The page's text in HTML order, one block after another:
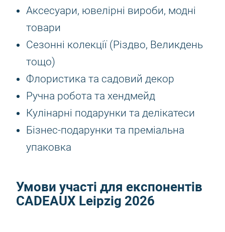
Аксесуари, ювелірні вироби, модні
товари
Сезонні колекції (Різдво, Великдень
тощо)
Флористика та садовий декор
Ручна робота та хендмейд
Кулінарні подарунки та делікатеси
Бізнес-подарунки та преміальна
упаковка
Умови участі для експонентів
CADEAUX Leipzig 2026